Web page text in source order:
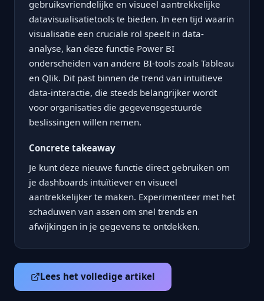
gebruiksvriendelijke en visueel aantrekkelijke
datavisualisatietools te bieden. In een tijd waarin
visualisatie een cruciale rol speelt in data-
analyse, kan deze functie Power BI
onderscheiden van andere BI-tools zoals Tableau
en Qlik. Dit past binnen de trend van intuïtieve
data-interactie, die steeds belangrijker wordt
voor organisaties die gegevensgestuurde
beslissingen willen nemen.
Concrete takeaway
Je kunt deze nieuwe functie direct gebruiken om
je dashboards intuïtiever en visueel
aantrekkelijker te maken. Experimenteer met het
schaduwen van assen om snel trends en
afwijkingen in je gegevens te ontdekken.
Lees het volledige artikel